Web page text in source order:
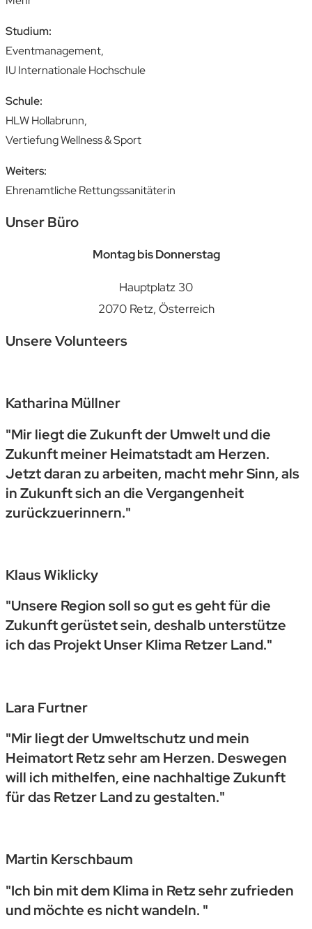
Studium:
Eventmanagement,
IU Internationale Hochschule
Schule:
HLW Hollabrunn,
Vertiefung Wellness & Sport
Weiters:
Ehrenamtliche Rettungssanitäterin
Unser Büro
Montag bis Donnerstag
Hauptplatz 30
2070 Retz, Österreich
Unsere Volunteers
Katharina Müllner
"Mir liegt die Zukunft der Umwelt und die
Zukunft meiner Heimatstadt am Herzen.
Jetzt daran zu arbeiten, macht mehr Sinn, als
in Zukunft sich an die Vergangenheit
zurückzuerinnern."
Klaus Wiklicky
"Unsere Region soll so gut es geht für die
Zukunft gerüstet sein, deshalb unterstütze
ich das Projekt Unser Klima Retzer Land."
Lara Furtner
"Mir liegt der Umweltschutz und mein
Heimatort Retz sehr am Herzen. Deswegen
will ich mithelfen, eine nachhaltige Zukunft
für das Retzer Land zu gestalten."
Martin Kerschbaum
"Ich bin mit dem Klima in Retz sehr zufrieden
und möchte es nicht wandeln. "